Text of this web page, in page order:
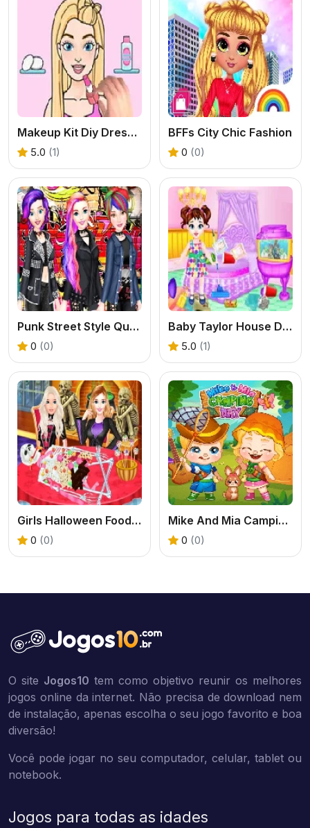
Makeup Kit Diy Dress Up 2
5.0 (1)
BFFs City Chic Fashion
0 (0)
Punk Street Style Queens 2
0 (0)
Baby Taylor House Decoration
5.0 (1)
Girls Halloween Food Cooking
0 (0)
Mike And Mia Camping Day
0 (0)
O site Jogos10 tem como objetivo reunir os melhores
jogos online da internet. Não precisa de download nem
de instalação, apenas escolha o seu jogo favorito e boa
diversão!
Você pode jogar no seu computador, celular, tablet ou
notebook.
Jogos para todas as idades